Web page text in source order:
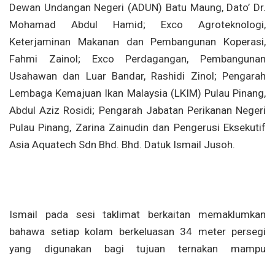
Dewan Undangan Negeri (ADUN) Batu Maung, Dato’ Dr.
Mohamad Abdul Hamid; Exco Agroteknologi,
Keterjaminan Makanan dan Pembangunan Koperasi,
Fahmi Zainol; Exco Perdagangan, Pembangunan
Usahawan dan Luar Bandar, Rashidi Zinol; Pengarah
Lembaga Kemajuan Ikan Malaysia (LKIM) Pulau Pinang,
Abdul Aziz Rosidi; Pengarah Jabatan Perikanan Negeri
Pulau Pinang, Zarina Zainudin dan Pengerusi Eksekutif
Asia Aquatech Sdn Bhd. Bhd. Datuk Ismail Jusoh.
Ismail pada sesi taklimat berkaitan memaklumkan
bahawa setiap kolam berkeluasan 34 meter persegi
yang digunakan bagi tujuan ternakan mampu